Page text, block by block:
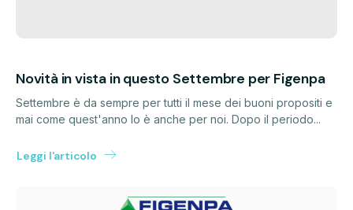
Novità in vista in questo Settembre per Figenpa
Settembre è da sempre per tutti il mese dei buoni propositi e
mai come quest'anno lo è anche per noi. Dopo il periodo...
Leggi l'articolo